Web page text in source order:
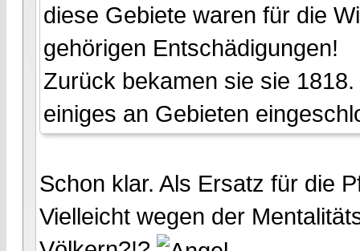
diese Gebiete waren für die
gehörigen Entschädigungen!
Zurück bekamen sie sie
einiges an Gebieten
Schon klar. Als Ersatz für die
Vielleicht wegen der